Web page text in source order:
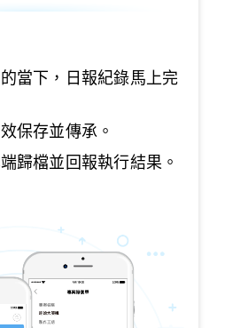
當下，日報紀錄馬上完
保存並傳承。
歸檔並回報執行結果。